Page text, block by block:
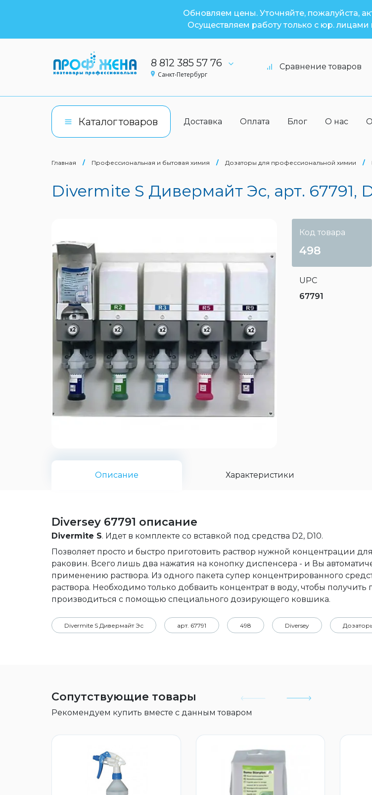
Обновляем цены. Уточняйте, пожалуйста,
Осуществляем работу только с юр. лицами
8 812 385 57 76
Санкт-Петербург
Сравнение товаров
Каталогтоваров Доставка Оплата Блог О нас
Главная / Профессиональная и бытовая химия / Дозаторы для профессиональной химии /
Divermite S Дивермайт Эс, арт. 67791,
Код товара
498
UPC
67791
Описание Характеристики
Diversey 67791 описание
Divermite S. Идет в комплекте со вставкой под средства D2, D10.
Позволяет просто и быстро приготовить раствор нужной концентрации
раковин. Всего лишь два нажатия на конопку диспенсера - и Вы
применению раствора. Из одного пакета супер концентрированного
раствора. Необходимо только добваить концентрат в воду, чтобы
производиться с помощью специального дозирующего ковшика.
Divermite S Дивермайт Эс арт. 67791 498 Diversey
Сопутствующие товары
Рекомендуем купить вместе с данным товаром